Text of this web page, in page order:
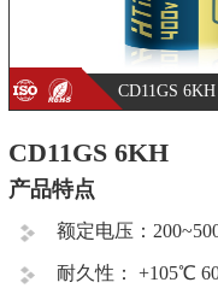
CD11GS 6KH
CD11GS 6KH
产品特点
额定电压：
耐久性： +105℃